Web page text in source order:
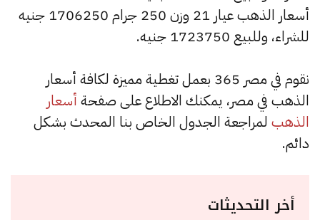
أسعار الذهب عيار 21 وزن 250 جرام 1706250 جنيه
للشراء، وللبيع 1723750 جنيه.
نقوم في مصر 365 بعمل تغطية مميزة لكافة أسعار
الذهب في مصر، يمكنك الاطلاع على صفحة أسعار
الذهب لمراجعة الجدول الخاص بنا المحدث بشكل
دائم.
أخر التحديثات